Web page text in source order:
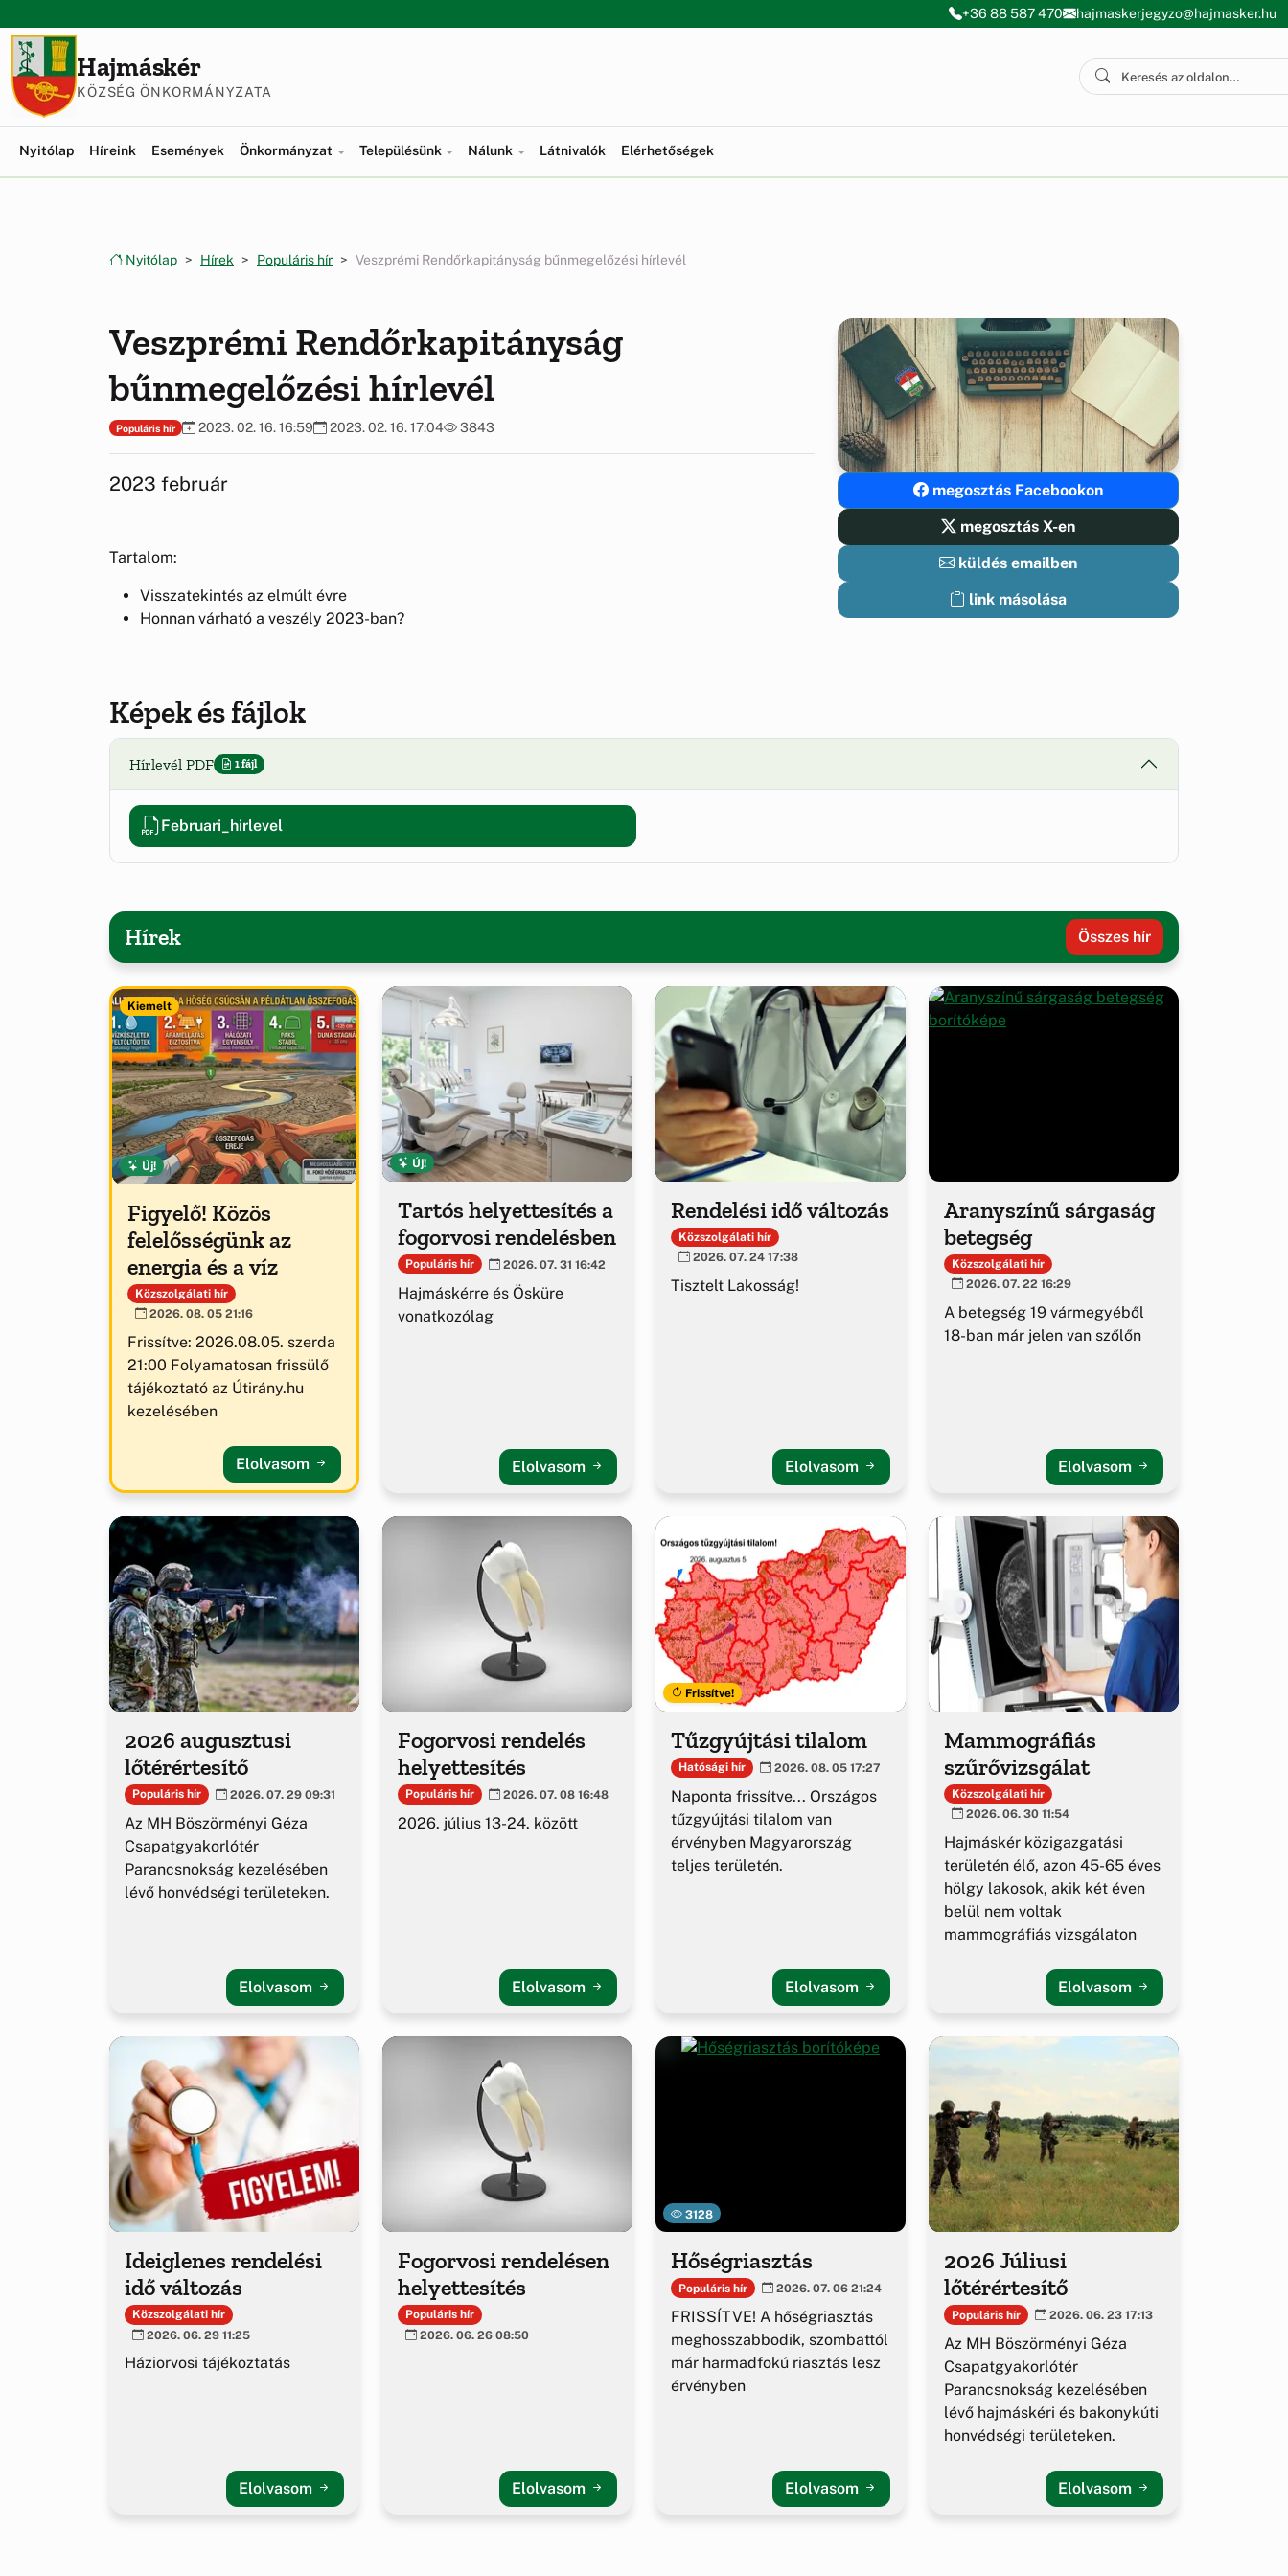
+36 88 587 470 hajmaskerjegyzo@hajmasker.hu
Hajmáskér
KÖZSÉG ÖNKORMÁNYZATA
Nyitólap Híreink Események Önkormányzat Településünk Nálunk Látnivalók Elérhetőségek
Nyitólap Hírek Populáris hír Veszprémi Rendőrkapitányság bűnmegelőzési hírlevél
Veszprémi Rendőrkapitányság
bűnmegelőzési hírlevél
Populáris hír 2023. 02. 16. 16:59 2023. 02. 16. 17:04 3843
2023 február
Tartalom:
Visszatekintés az elmúlt évre
Honnan várható a veszély 2023-ban?
megosztás Facebookon
megosztás X-en
küldés emailben
link másolása
Képek és fájlok
Hírlevél PDF 1 fájl
Februari_hirlevel
Hírek Összes hír
Kiemelt
Új!
Figyelő! Közös
felelősségünk az
energia és a víz
Közszolgálati hír
2026. 08. 05 21:16
Frissítve: 2026.08.05. szerda
21:00 Folyamatosan frissülő
tájékoztató az Útirány.hu
kezelésében
Elolvasom
Új!
Tartós helyettesítés a
fogorvosi rendelésben
Populáris hír 2026. 07. 31 16:42
Hajmáskérre és Ösküre
vonatkozólag
Elolvasom
Rendelési idő változás
Közszolgálati hír
2026. 07. 24 17:38
Tisztelt Lakosság!
Elolvasom
Aranyszínű sárgaság
betegség
Közszolgálati hír
2026. 07. 22 16:29
A betegség 19 vármegyéből
18-ban már jelen van szőlőn
Elolvasom
2026 augusztusi
lőtérértesítő
Populáris hír 2026. 07. 29 09:31
Az MH Böszörményi Géza
Csapatgyakorlótér
Parancsnokság kezelésében
lévő honvédségi területeken.
Elolvasom
Fogorvosi rendelés
helyettesítés
Populáris hír 2026. 07. 08 16:48
2026. július 13-24. között
Elolvasom
Frissítve!
Tűzgyújtási tilalom
Hatósági hír 2026. 08. 05 17:27
Naponta frissítve... Országos
tűzgyújtási tilalom van
érvényben Magyarország
teljes területén.
Elolvasom
Mammográfiás
szűrővizsgálat
Közszolgálati hír
2026. 06. 30 11:54
Hajmáskér közigazgatási
területén élő, azon 45-65 éves
hölgy lakosok, akik két éven
belül nem voltak
mammográfiás vizsgálaton
Elolvasom
Ideiglenes rendelési
idő változás
Közszolgálati hír
2026. 06. 29 11:25
Háziorvosi tájékoztatás
Elolvasom
Fogorvosi rendelésen
helyettesítés
Populáris hír
2026. 06. 26 08:50
Elolvasom
3128
Hőségriasztás
Populáris hír 2026. 07. 06 21:24
FRISSÍTVE! A hőségriasztás
meghosszabbodik, szombattól
már harmadfokú riasztás lesz
érvényben
Elolvasom
2026 Júliusi
lőtérértesítő
Populáris hír 2026. 06. 23 17:13
Az MH Böszörményi Géza
Csapatgyakorlótér
Parancsnokság kezelésében
lévő hajmáskéri és bakonykúti
honvédségi területeken.
Elolvasom